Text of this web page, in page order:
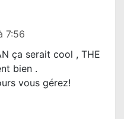
7:56
ça serait cool , THE
bien .
vous gérez!